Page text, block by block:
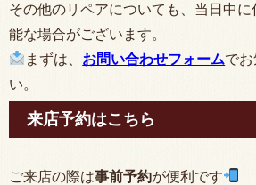
その他のリペアについても、当日中
能な場合がございます。
まずは、 お問い合わせフォームで
い。
来店予約はこちら
ご来店の際は事前予約が便利です